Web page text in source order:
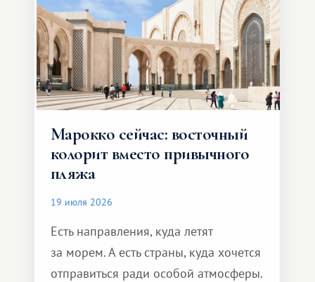
Марокко сейчас: восточный
колорит вместо привычного
пляжа
19 июля 2026
Есть направления, куда летят
за морем. А есть страны, куда хочется
отправиться ради особой атмосферы.